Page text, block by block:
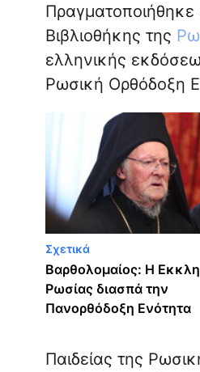
Πραγματοποιήθηκε
Βιβλιοθήκης της
ελληνικής
Ρωσική Ορθόδοξη
Σχετικά
Βαρθολομαίος: Η
Ρωσίας διασπά την
Πανορθόδοξη Ενότητα
Παιδείας της